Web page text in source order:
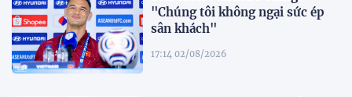
"Chúng tôi không ngại sức ép
sân khách"
17:14 02/08/2026